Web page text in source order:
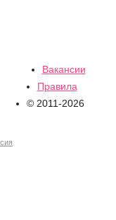
Вакансии
Правила
© 2011-2026